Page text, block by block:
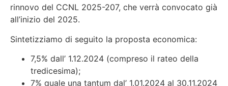
rinnovo del CCNL 2025-207, che verrà convocato già
all’inizio del 2025.
Sintetizziamo di seguito la proposta economica:
7,5% dall’ 1.12.2024 (compreso il rateo della
tredicesima);
7% quale una tantum dal’ 1.01.2024 al 30.11.2024